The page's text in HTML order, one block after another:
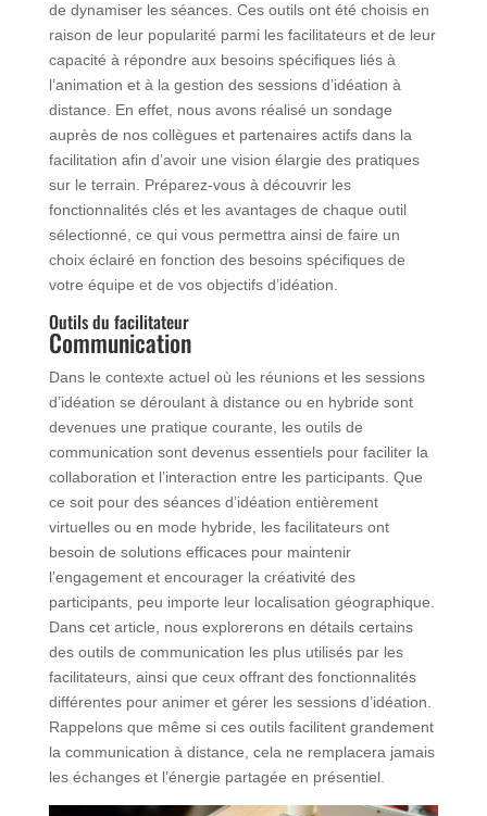
de dynamiser les séances. Ces outils ont été choisis en
raison de leur popularité parmi les facilitateurs et de leur
capacité à répondre aux besoins spécifiques liés à
l’animation et à la gestion des sessions d’idéation à
distance. En effet, nous avons réalisé un sondage
auprès de nos collègues et partenaires actifs dans la
facilitation afin d’avoir une vision élargie des pratiques
sur le terrain. Préparez-vous à découvrir les
fonctionnalités clés et les avantages de chaque outil
sélectionné, ce qui vous permettra ainsi de faire un
choix éclairé en fonction des besoins spécifiques de
votre équipe et de vos objectifs d’idéation.
Outils du facilitateur
Communication
Dans le contexte actuel où les réunions et les sessions
d’idéation se déroulant à distance ou en hybride sont
devenues une pratique courante, les outils de
communication sont devenus essentiels pour faciliter la
collaboration et l’interaction entre les participants. Que
ce soit pour des séances d’idéation entièrement
virtuelles ou en mode hybride, les facilitateurs ont
besoin de solutions efficaces pour maintenir
l’engagement et encourager la créativité des
participants, peu importe leur localisation géographique.
Dans cet article, nous explorerons en détails certains
des outils de communication les plus utilisés par les
facilitateurs, ainsi que ceux offrant des fonctionnalités
différentes pour animer et gérer les sessions d’idéation.
Rappelons que même si ces outils facilitent grandement
la communication à distance, cela ne remplacera jamais
les échanges et l’énergie partagée en présentiel.